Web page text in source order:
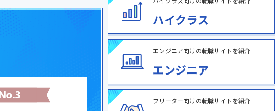
ハイクラス
エンジニア向けの転職サイトを紹介
エンジニア
フリーター向けの転職サイトを紹介